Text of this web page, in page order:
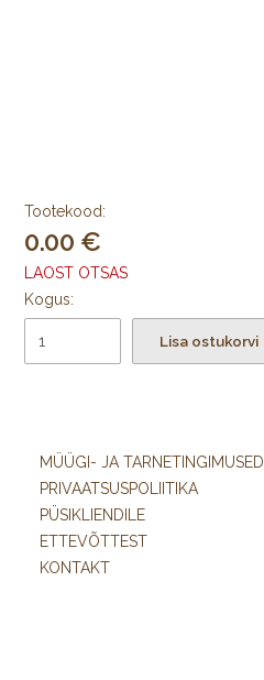
Tootekood:
0.00
LAOST OTSAS
Kogus:
Lisa ostukorvi
MÜÜGI- JA TARNETINGIMUSED
PRIVAATSUSPOLIITIKA
PÜSIKLIENDILE
ETTEVÕTTEST
KONTAKT